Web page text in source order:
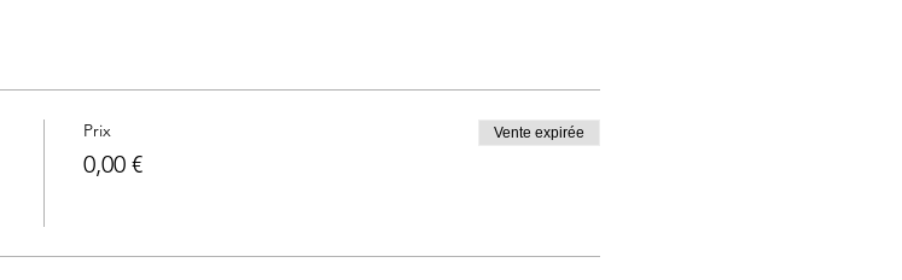
Prix
0,00 €
Vente expirée